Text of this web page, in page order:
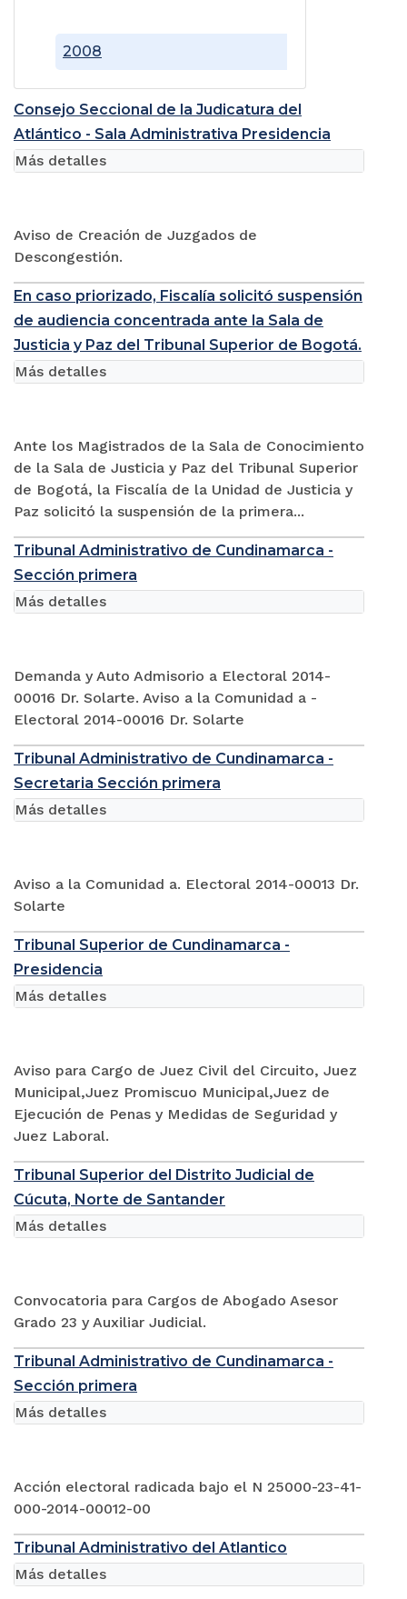
2008
Consejo Seccional de la Judicatura del
Atlántico - Sala Administrativa Presidencia
Aviso de Creación de Juzgados de
Descongestión.
Más detalles
En caso priorizado, Fiscalía solicitó suspensión
de audiencia concentrada ante la Sala de
Justicia y Paz del Tribunal Superior de Bogotá.
Ante los Magistrados de la Sala de Conocimiento
de la Sala de Justicia y Paz del Tribunal Superior
de Bogotá, la Fiscalía de la Unidad de Justicia y
Paz solicitó la suspensión de la primera...
Más detalles
Tribunal Administrativo de Cundinamarca -
Sección primera
Demanda y Auto Admisorio a Electoral 2014-
00016 Dr. Solarte. Aviso a la Comunidad a -
Electoral 2014-00016 Dr. Solarte
Más detalles
Tribunal Administrativo de Cundinamarca -
Secretaria Sección primera
Aviso a la Comunidad a. Electoral 2014-00013 Dr.
Solarte
Más detalles
Tribunal Superior de Cundinamarca -
Presidencia
Aviso para Cargo de Juez Civil del Circuito, Juez
Municipal,Juez Promiscuo Municipal,Juez de
Ejecución de Penas y Medidas de Seguridad y
Juez Laboral.
Más detalles
Tribunal Superior del Distrito Judicial de
Cúcuta, Norte de Santander
Convocatoria para Cargos de Abogado Asesor
Grado 23 y Auxiliar Judicial.
Más detalles
Tribunal Administrativo de Cundinamarca -
Sección primera
Acción electoral radicada bajo el N 25000-23-41-
000-2014-00012-00
Más detalles
Tribunal Administrativo del Atlantico
Más detalles